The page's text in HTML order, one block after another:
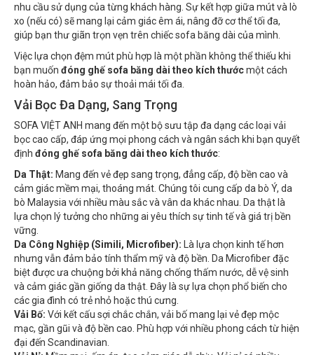
nhu cầu sử dụng của từng khách hàng. Sự kết hợp giữa mút và lò
xo (nếu có) sẽ mang lại cảm giác êm ái, nâng đỡ cơ thể tối đa,
giúp bạn thư giãn trọn vẹn trên chiếc sofa băng dài của mình.
Việc lựa chọn đệm mút phù hợp là một phần không thể thiếu khi
bạn muốn đóng ghế sofa băng dài theo kích thướcmột cách
hoàn hảo, đảm bảo sự thoải mái tối đa.
Vải Bọc Đa Dạng, Sang Trọng
SOFA VIỆT ANH mang đến một bộ sưu tập đa dạng các loại vải
bọc cao cấp, đáp ứng mọi phong cách và ngân sách khi bạn quyết
định đóng ghế sofa băng dài theo kích thước:
Da Thật: Mang đến vẻ đẹp sang trọng, đẳng cấp, độ bền cao và
cảm giác mềm mại, thoáng mát. Chúng tôi cung cấp da bò Ý, da
bò Malaysia với nhiều màu sắc và vân da khác nhau. Da thật là
lựa chọn lý tưởng cho những ai yêu thích sự tinh tế và giá trị bền
vững.
Da Công Nghiệp (Simili, Microfiber): Là lựa chọn kinh tế hơn
nhưng vẫn đảm bảo tính thẩm mỹ và độ bền. Da Microfiber đặc
biệt được ưa chuộng bởi khả năng chống thấm nước, dễ vệ sinh
và cảm giác gần giống da thật. Đây là sự lựa chọn phổ biến cho
các gia đình có trẻ nhỏ hoặc thú cưng.
Vải Bố: Với kết cấu sợi chắc chắn, vải bố mang lại vẻ đẹp mộc
mạc, gần gũi và độ bền cao. Phù hợp với nhiều phong cách từ hiện
đại đến Scandinavian.